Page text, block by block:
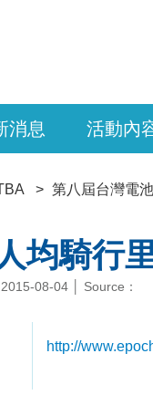
消息 活動內
第八屆台灣電
均騎行
08-04 │ Source：
http://